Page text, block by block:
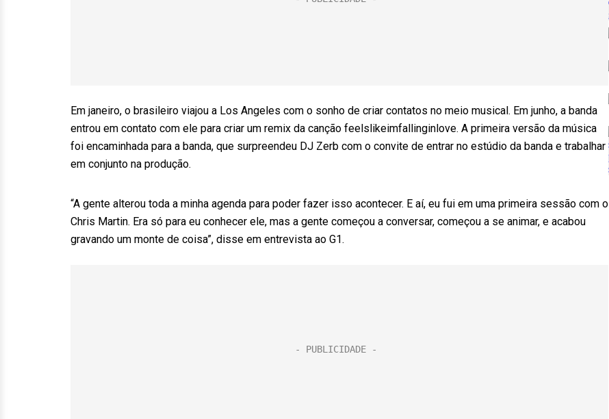
Em janeiro, o brasileiro viajou a Los Angeles com o sonho de criar contatos no meio musical. Em junho, a banda
entrou em contato com ele para criar um remix da canção feelslikeimfallinginlove. A primeira versão da música
foi encaminhada para a banda, que surpreendeu DJ Zerb com o convite de entrar no estúdio da banda e trabalhar
em conjunto na produção.
“A gente alterou toda a minha agenda para poder fazer isso acontecer. E aí, eu fui em uma primeira sessão com o
Chris Martin. Era só para eu conhecer ele, mas a gente começou a conversar, começou a se animar, e acabou
gravando um monte de coisa”, disse em entrevista ao G1.